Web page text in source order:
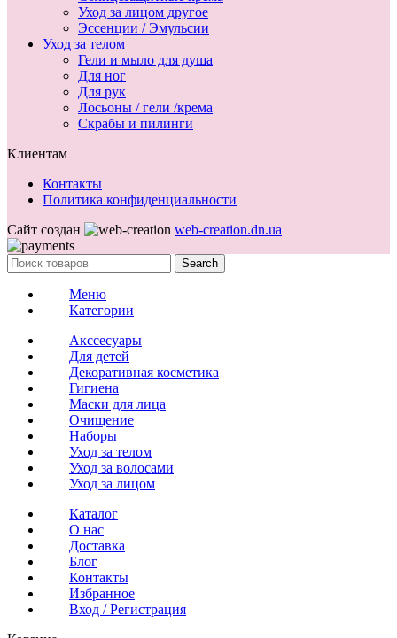
Уход за лицом другое
Эссенции / Эмульсии
Уход за телом
Гели и мыло для душа
Для ног
Для рук
Лосьоны / гели /крема
Скрабы и пилинги
Клиентам
Контакты
Политика конфиденциальности
Сайт создан
web-creation.dn.ua
Search
Меню
Категории
Акссесуары
Для детей
Декоративная косметика
Гигиена
Маски для лица
Очищение
Наборы
Уход за телом
Уход за волосами
Уход за лицом
Каталог
О нас
Доставка
Блог
Контакты
Избранное
Вход / Регистрация